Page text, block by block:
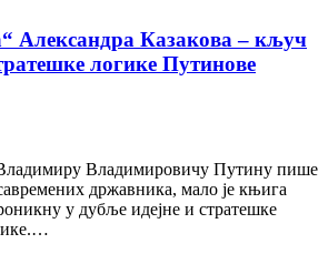
Александра Казакова – кључ
логике Путинове
Владимировичу Путину пише
државника, мало је књига
у дубље идејне и стратешке